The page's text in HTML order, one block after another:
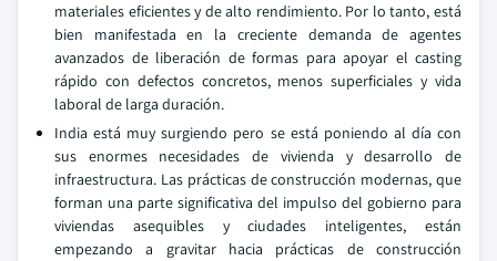
materiales eficientes y de alto rendimiento. Por lo tanto, está
bien manifestada en la creciente demanda de agentes
avanzados de liberación de formas para apoyar el casting
rápido con defectos concretos, menos superficiales y vida
laboral de larga duración.
India está muy surgiendo pero se está poniendo al día con
sus enormes necesidades de vivienda y desarrollo de
infraestructura. Las prácticas de construcción modernas, que
forman una parte significativa del impulso del gobierno para
viviendas asequibles y ciudades inteligentes, están
empezando a gravitar hacia prácticas de construcción